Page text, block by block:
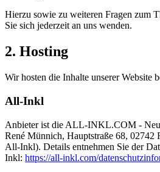
Hierzu sowie zu weiteren Fragen zum
Sie sich jederzeit an uns wenden.
2. Hosting
Wir hosten die Inhalte unserer Website
All-Inkl
Anbieter ist die ALL-INKL.COM -
René Münnich, Hauptstraße 68, 02742
All-Inkl). Details entnehmen Sie der
Inkl: https://all-inkl.com/